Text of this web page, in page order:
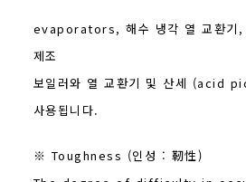
evaporators, 해수 냉각 열 교환기,
제조
보일러와 열 교환기 및 산세 (acid
사용됩니다.
※ Toughness (인성 : 靭性)